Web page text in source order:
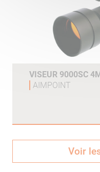
VISEUR 9000SC
AIMPOINT
Voir